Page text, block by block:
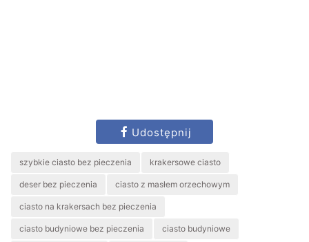
Udostępnij
szybkie ciasto bez pieczenia krakersowe ciasto
deser bez pieczenia ciasto z masłem orzechowym
ciasto na krakersach bez pieczenia
ciasto budyniowe bez pieczenia ciasto budyniowe